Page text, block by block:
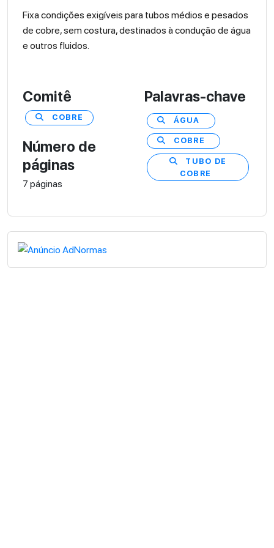
Fixa condições exigíveis para tubos médios e pesados
de cobre, sem costura, destinados à condução de água
e outros fluidos.
Comitê
COBRE
Número de
páginas
7 páginas
Palavras-chave
ÁGUA
COBRE
TUBO DE
COBRE